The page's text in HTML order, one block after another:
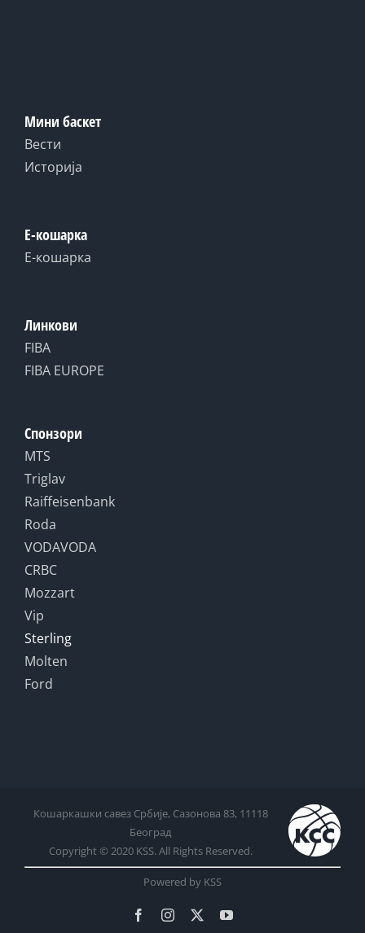
Мини баскет
Вести
Историја
Е-кошарка
Е-кошарка
Линкови
FIBA
FIBA EUROPE
Спонзори
MTS
Triglav
Raiffeisenbank
Roda
VODAVODA
CRBC
Mozzart
Vip
Sterling
Molten
Ford
Кошаркашки савез Србије, Сазонова 83, 11118
Београд
Copyright © 2020 KSS. All Rights Reserved.
Powered by KSS
FacebookInstagram YouTube